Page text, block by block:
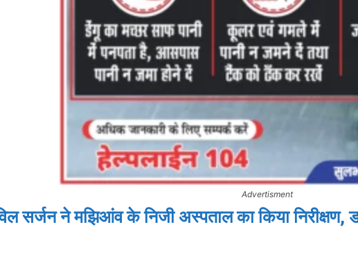
Advertisment
सर्जन ने मझिआंव के निजी अस्पताल का किया